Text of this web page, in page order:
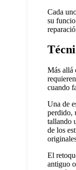
Cada
su
Más allá
cuando
Una de
perdido,
tallando
de los
El
antiguo